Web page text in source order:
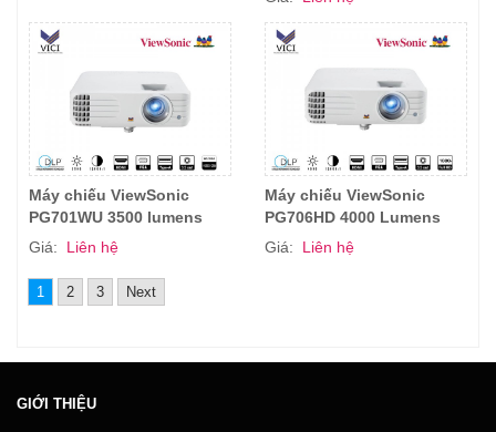
Máy chiếu ViewSonic
PG701WU 3500 lumens
Giá: Liên hệ
Máy chiếu ViewSonic
PG706HD 4000 Lumens
Giá: Liên hệ
1 2 3 Next
GIỚI THIỆU